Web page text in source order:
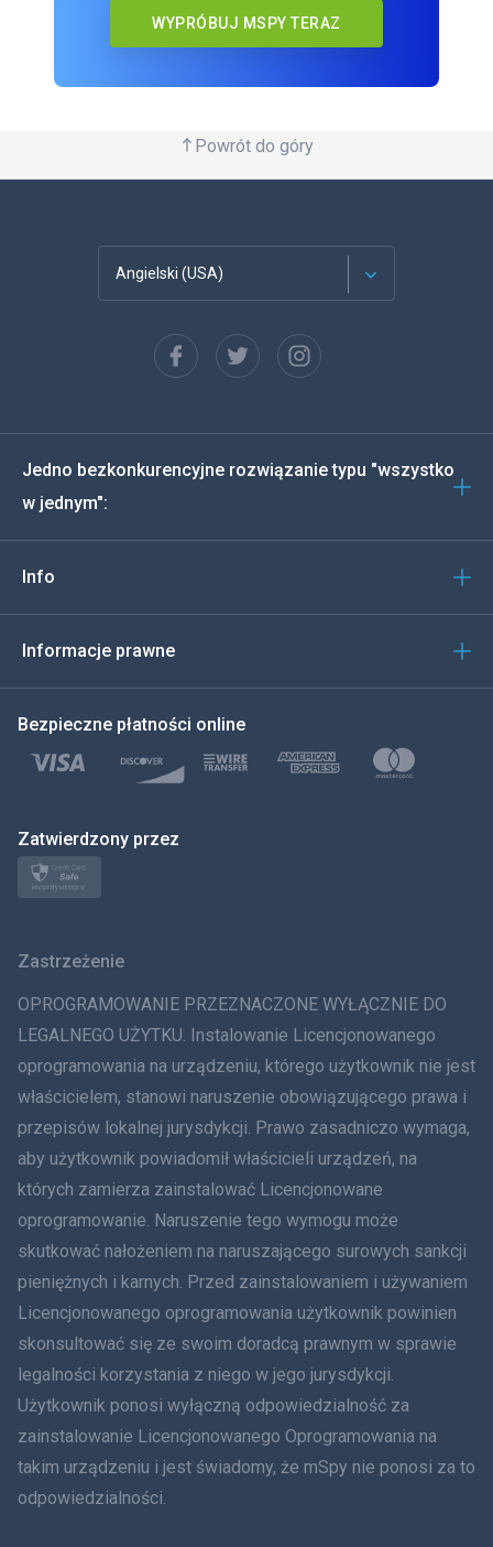
WYPRÓBUJ MSPY TERAZ
Powrót do góry
Angielski (USA)
Español
Deutsch
Włoski
한국의
ภาษาไทย
简体中文
Dania
हिंदी
Holenderski
עברית
Rumunia
Tiếng Việt
繁體中文
Slovenčina
Jedno bezkonkurencyjne rozwiązanie typu "wszystko
w jednym":
Info
Informacje prawne
Bezpieczne płatności online
Zatwierdzony przez
Zastrzeżenie
OPROGRAMOWANIE PRZEZNACZONE WYŁĄCZNIE DO
LEGALNEGO UŻYTKU. Instalowanie Licencjonowanego
oprogramowania na urządzeniu, którego użytkownik nie jest
właścicielem, stanowi naruszenie obowiązującego prawa i
przepisów lokalnej jurysdykcji. Prawo zasadniczo wymaga,
aby użytkownik powiadomił właścicieli urządzeń, na
których zamierza zainstalować Licencjonowane
oprogramowanie. Naruszenie tego wymogu może
skutkować nałożeniem na naruszającego surowych sankcji
pieniężnych i karnych. Przed zainstalowaniem i używaniem
Licencjonowanego oprogramowania użytkownik powinien
skonsultować się ze swoim doradcą prawnym w sprawie
legalności korzystania z niego w jego jurysdykcji.
Użytkownik ponosi wyłączną odpowiedzialność za
zainstalowanie Licencjonowanego Oprogramowania na
takim urządzeniu i jest świadomy, że mSpy nie ponosi za to
odpowiedzialności.